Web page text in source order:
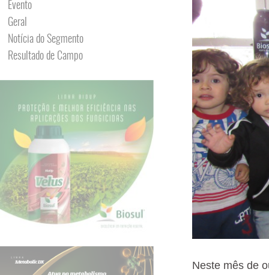
Evento
Geral
Notícia do Segmento
Resultado de Campo
Neste mês de